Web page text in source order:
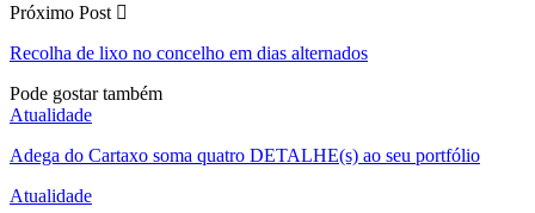
Próximo Post
Recolha de lixo no concelho em dias alternados
Pode gostar também
Atualidade
Adega do Cartaxo soma quatro DETALHE(s) ao seu portfólio
Atualidade